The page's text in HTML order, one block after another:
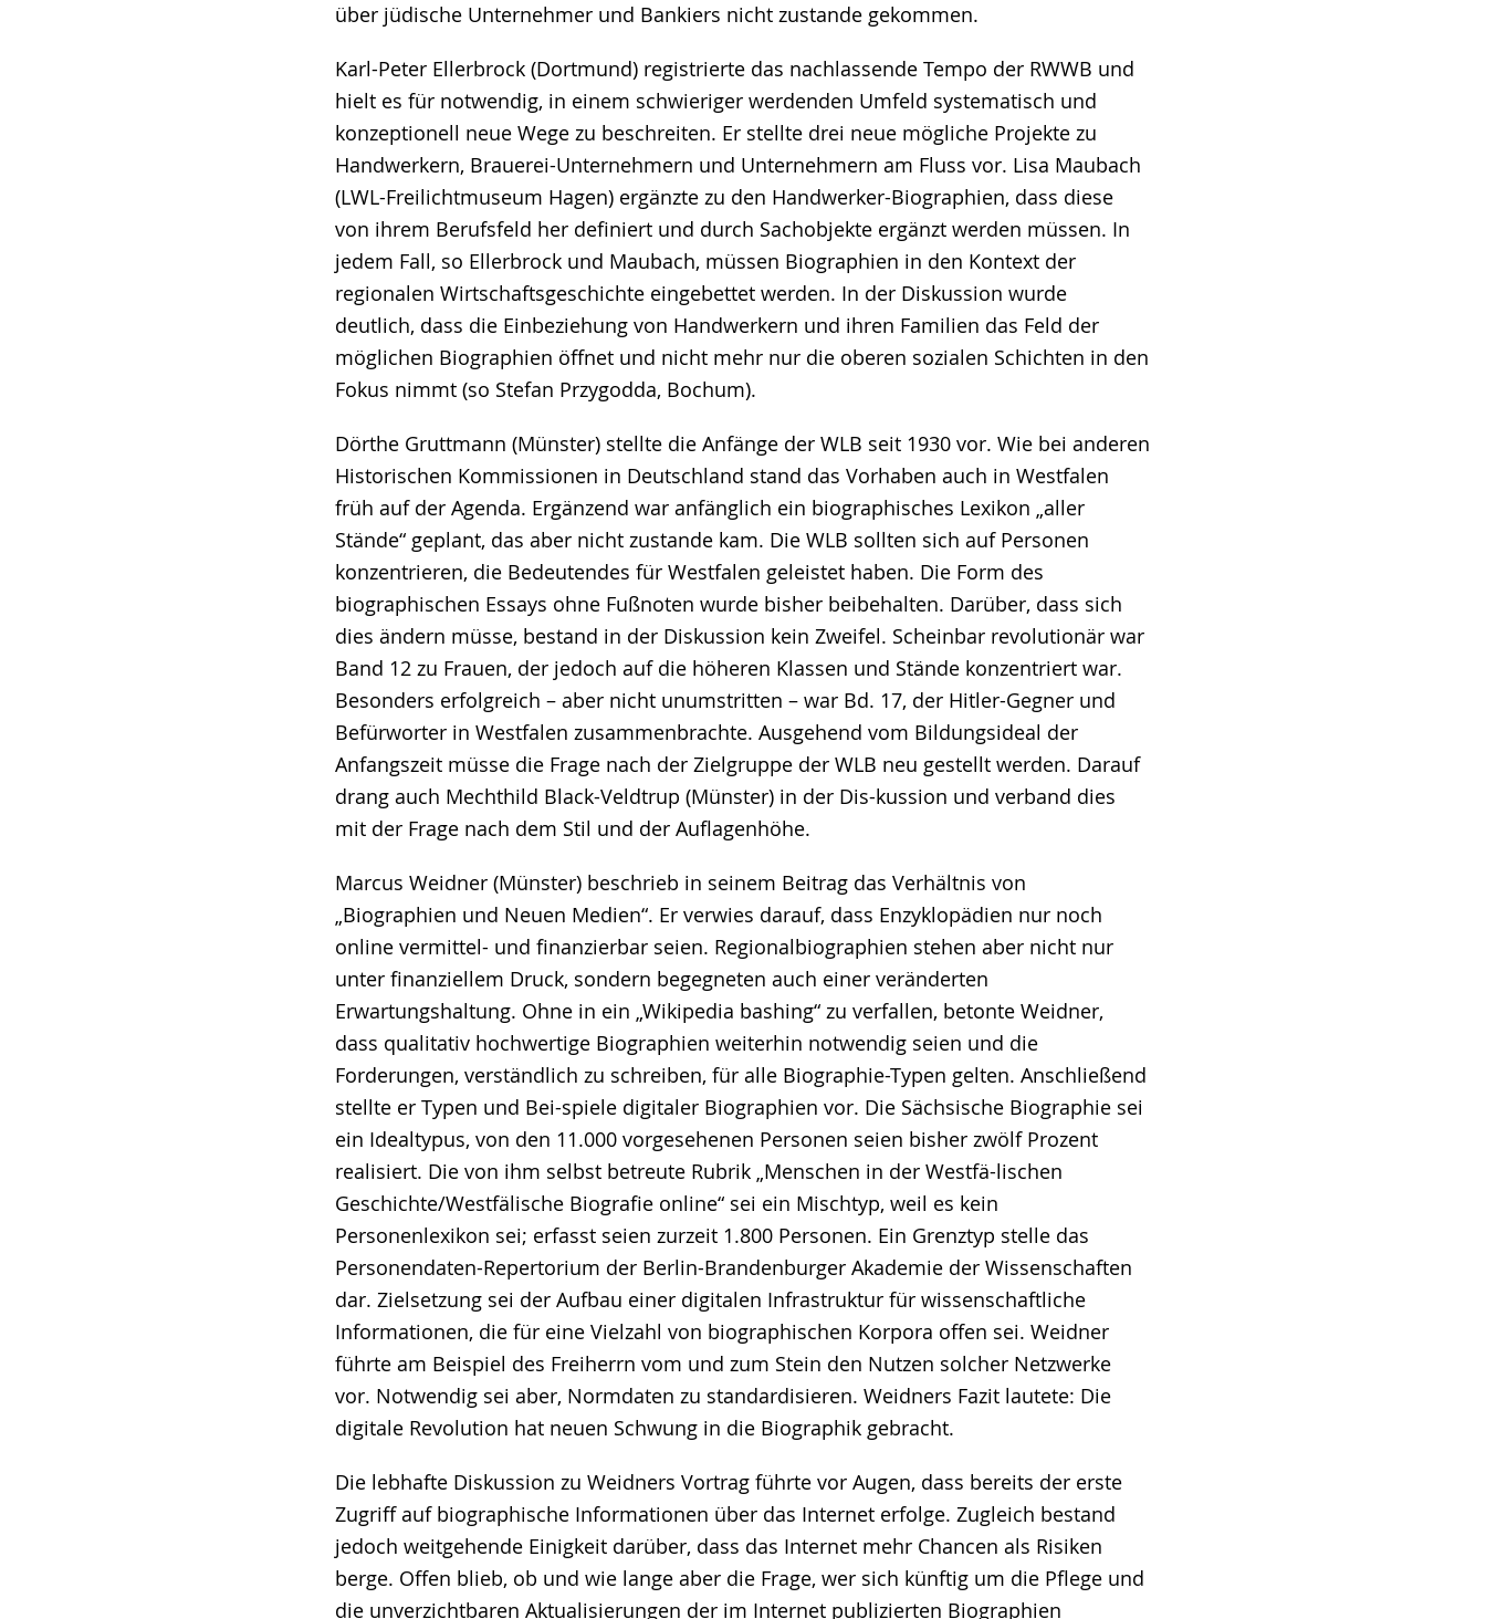
über jüdische Unternehmer und Bankiers nicht zustande gekommen.
Karl-Peter Ellerbrock (Dortmund) registrierte das nachlassende Tempo der RWWB und
hielt es für notwendig, in einem schwieriger werdenden Umfeld systematisch und
konzeptionell neue Wege zu beschreiten. Er stellte drei neue mögliche Projekte zu
Handwerkern, Brauerei-Unternehmern und Unternehmern am Fluss vor. Lisa Maubach
(LWL-Freilichtmuseum Hagen) ergänzte zu den Handwerker-Biographien, dass diese
von ihrem Berufsfeld her definiert und durch Sachobjekte ergänzt werden müssen. In
jedem Fall, so Ellerbrock und Maubach, müssen Biographien in den Kontext der
regionalen Wirtschaftsgeschichte eingebettet werden. In der Diskussion wurde
deutlich, dass die Einbeziehung von Handwerkern und ihren Familien das Feld der
möglichen Biographien öffnet und nicht mehr nur die oberen sozialen Schichten in den
Fokus nimmt (so Stefan Przygodda, Bochum).
Dörthe Gruttmann (Münster) stellte die Anfänge der WLB seit 1930 vor. Wie bei anderen
Historischen Kommissionen in Deutschland stand das Vorhaben auch in Westfalen
früh auf der Agenda. Ergänzend war anfänglich ein biographisches Lexikon „aller
Stände“ geplant, das aber nicht zustande kam. Die WLB sollten sich auf Personen
konzentrieren, die Bedeutendes für Westfalen geleistet haben. Die Form des
biographischen Essays ohne Fußnoten wurde bisher beibehalten. Darüber, dass sich
dies ändern müsse, bestand in der Diskussion kein Zweifel. Scheinbar revolutionär war
Band 12 zu Frauen, der jedoch auf die höheren Klassen und Stände konzentriert war.
Besonders erfolgreich – aber nicht unumstritten – war Bd. 17, der Hitler-Gegner und
Befürworter in Westfalen zusammenbrachte. Ausgehend vom Bildungsideal der
Anfangszeit müsse die Frage nach der Zielgruppe der WLB neu gestellt werden. Darauf
drang auch Mechthild Black-Veldtrup (Münster) in der Dis-kussion und verband dies
mit der Frage nach dem Stil und der Auflagenhöhe.
Marcus Weidner (Münster) beschrieb in seinem Beitrag das Verhältnis von
„Biographien und Neuen Medien“. Er verwies darauf, dass Enzyklopädien nur noch
online vermittel- und finanzierbar seien. Regionalbiographien stehen aber nicht nur
unter finanziellem Druck, sondern begegneten auch einer veränderten
Erwartungshaltung. Ohne in ein „Wikipedia bashing“ zu verfallen, betonte Weidner,
dass qualitativ hochwertige Biographien weiterhin notwendig seien und die
Forderungen, verständlich zu schreiben, für alle Biographie-Typen gelten. Anschließend
stellte er Typen und Bei-spiele digitaler Biographien vor. Die Sächsische Biographie sei
ein Idealtypus, von den 11.000 vorgesehenen Personen seien bisher zwölf Prozent
realisiert. Die von ihm selbst betreute Rubrik „Menschen in der Westfä-lischen
Geschichte/Westfälische Biografie online“ sei ein Mischtyp, weil es kein
Personenlexikon sei; erfasst seien zurzeit 1.800 Personen. Ein Grenztyp stelle das
Personendaten-Repertorium der Berlin-Brandenburger Akademie der Wissenschaften
dar. Zielsetzung sei der Aufbau einer digitalen Infrastruktur für wissenschaftliche
Informationen, die für eine Vielzahl von biographischen Korpora offen sei. Weidner
führte am Beispiel des Freiherrn vom und zum Stein den Nutzen solcher Netzwerke
vor. Notwendig sei aber, Normdaten zu standardisieren. Weidners Fazit lautete: Die
digitale Revolution hat neuen Schwung in die Biographik gebracht.
Die lebhafte Diskussion zu Weidners Vortrag führte vor Augen, dass bereits der erste
Zugriff auf biographische Informationen über das Internet erfolge. Zugleich bestand
jedoch weitgehende Einigkeit darüber, dass das Internet mehr Chancen als Risiken
berge. Offen blieb, ob und wie lange aber die Frage, wer sich künftig um die Pflege und
die unverzichtbaren Aktualisierungen der im Internet publizierten Biographien